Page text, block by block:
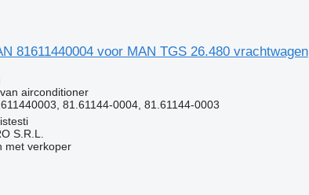
81611440004 voor MAN TGS 26.480 vrachtwagen
airconditioner
81.61144-0004, 81.61144-0003
S.R.L.
met verkoper